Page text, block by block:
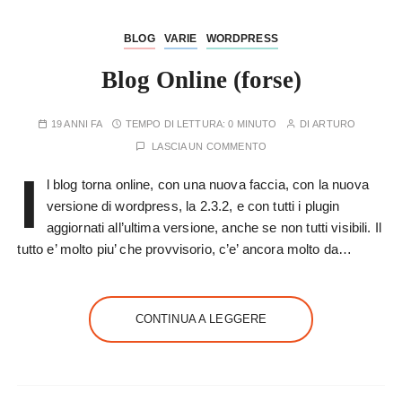
BLOG VARIE WORDPRESS
Blog Online (forse)
19 ANNI FA TEMPO DI LETTURA:0 MINUTO DIARTURO
LASCIA UN COMMENTO
I
l blog torna online, con una nuova faccia, con la nuova
versione di wordpress, la 2.3.2, e con tutti i plugin
aggiornati all’ultima versione, anche se non tutti visibili. Il
tutto e’ molto piu’ che provvisorio, c’e’ ancora molto da…
CONTINUA A LEGGERE